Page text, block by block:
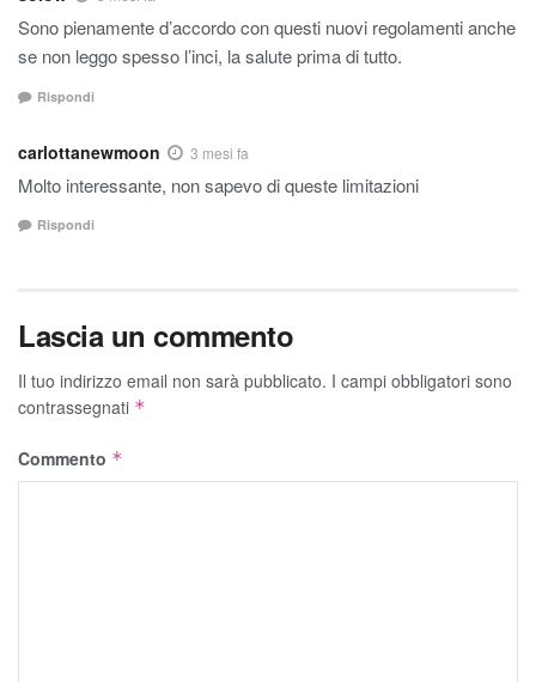
Sono pienamente d’accordo con questi nuovi regolamenti anche
se non leggo spesso l’inci, la salute prima di tutto.
Rispondi
carlottanewmoon 3 mesi fa
Molto interessante, non sapevo di queste limitazioni
Rispondi
Lascia un commento
Il tuo indirizzo email non sarà pubblicato. I campi obbligatori sono
contrassegnati *
Commento *